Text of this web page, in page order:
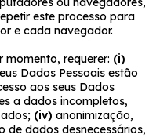
este processo para
e cada navegador.
momento, requerer: (i)
Dados Pessoais estão
aos seus Dados
a dados incompletos,
(iv) anonimização,
de dados desnecessários,